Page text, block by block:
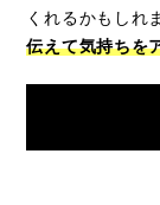
くれるかもしれ
伝えて気持ちを